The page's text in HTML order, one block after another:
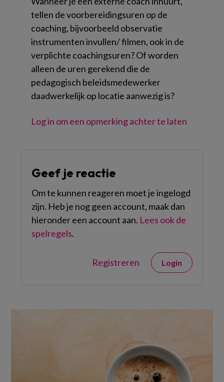
tellen de voorbereidingsuren op de
coaching, bijvoorbeeld observatie
instrumenten invullen/ filmen, ook in de
verplichte coachingsuren? Of worden
alleen de uren gerekend die de
pedagogisch beleidsmedewerker
daadwerkelijk op locatie aanwezig is?
Log in om een opmerking achter te laten
Geef je reactie
Om te kunnen reageren moet je ingelogd
zijn. Heb je nog geen account, maak dan
hieronder een account aan. Lees ook de
spelregels.
Registreren Login